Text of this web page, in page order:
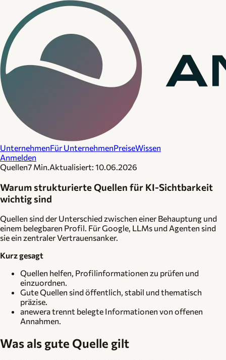
UnternehmenFür UnternehmenPreiseWissen
Anmelden
Quellen7 Min.Aktualisiert: 10.06.2026
Warum strukturierte Quellen für KI-Sichtbarkeit
wichtig sind
Quellen sind der Unterschied zwischen einer Behauptung und
einem belegbaren Profil. Für Google, LLMs und Agenten sind
sie ein zentraler Vertrauensanker.
Kurz gesagt
Quellen helfen, Profilinformationen zu prüfen und
einzuordnen.
Gute Quellen sind öffentlich, stabil und thematisch
präzise.
anewera trennt belegte Informationen von offenen
Annahmen.
Was als gute Quelle gilt